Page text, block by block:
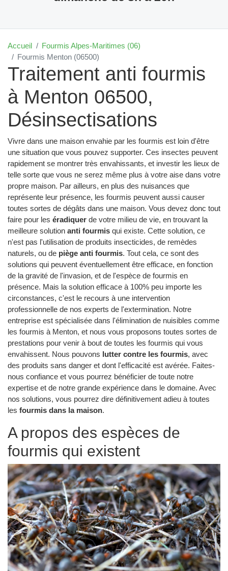
Accueil
Fourmis Alpes-Maritimes (06)
Fourmis Menton (06500)
Traitement anti fourmis
à Menton 06500,
Désinsectisations
Vivre dans une maison envahie par les fourmis est loin d'être
une situation que vous pouvez supporter. Ces insectes peuvent
rapidement se montrer très envahissants, et investir les lieux de
telle sorte que vous ne serez même plus à votre aise dans votre
propre maison. Par ailleurs, en plus des nuisances que
représente leur présence, les fourmis peuvent aussi causer
toutes sortes de dégâts dans une maison. Vous devez donc tout
faire pour les éradiquer de votre milieu de vie, en trouvant la
meilleure solution anti fourmis qui existe. Cette solution, ce
n'est pas l'utilisation de produits insecticides, de remèdes
naturels, ou de piège anti fourmis. Tout cela, ce sont des
solutions qui peuvent éventuellement être efficace, en fonction
de la gravité de l'invasion, et de l'espèce de fourmis en
présence. Mais la solution efficace à 100% peu importe les
circonstances, c'est le recours à une intervention
professionnelle de nos experts de l'extermination. Notre
entreprise est spécialisée dans l'élimination de nuisibles comme
les fourmis à Menton, et nous vous proposons toutes sortes de
prestations pour venir à bout de toutes les fourmis qui vous
envahissent. Nous pouvons lutter contre les fourmis, avec
des produits sans danger et dont l'efficacité est avérée. Faites-
nous confiance et vous pourrez bénéficier de toute notre
expertise et de notre grande expérience dans le domaine. Avec
nos solutions, vous pourrez dire définitivement adieu à toutes
les fourmis dans la maison.
A propos des espèces de
fourmis qui existent